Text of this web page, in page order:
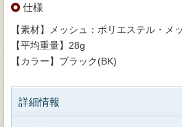
仕様
【素材】メッシュ：ポリエステル・メ
【平均重量】28g
【カラー】ブラック(BK)
詳細情報